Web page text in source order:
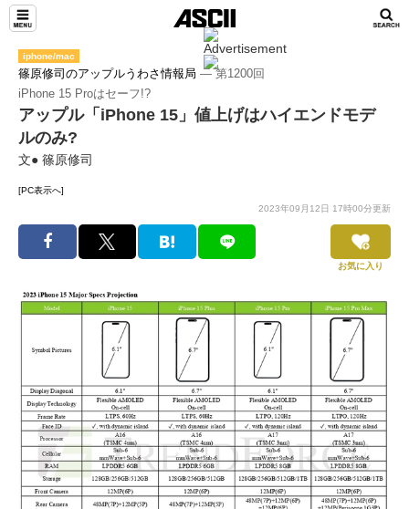
iphone/mac
篠原修司のアップルうわさ情報局 ― 第1200回
iPhone 15 Proはセーフ!?
アップル「iPhone 15」値上げはハイエンドモデ
ルのみ?
文● 篠原修司
[PC表示へ]
2023年09月12日 17時00分更新
お気に入り